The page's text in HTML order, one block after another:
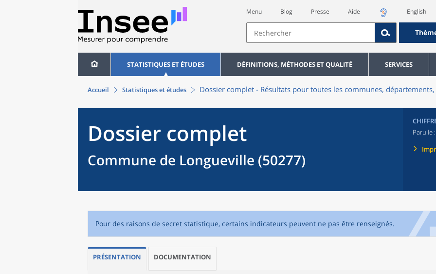
Menu Blog Presse Aide English
STATISTIQUES ET ÉTUDES DÉFINITIONS, MÉTHODES ET QUALITÉ SERVICES
Accueil Statistiques et études Dossier complet - Résultats pour toutes les communes,
Dossier complet
Commune de Longueville (50277)
Paru le
Pour des raisons de secret statistique, certains indicateurs peuvent ne pas être renseignés.
PRÉSENTATION DOCUMENTATION